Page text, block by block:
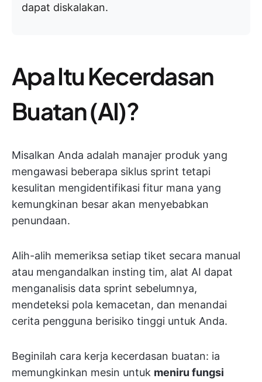
dapat diskalakan.
Apa Itu Kecerdasan
Buatan (AI)?
Misalkan Anda adalah manajer produk yang
mengawasi beberapa siklus sprint tetapi
kesulitan mengidentifikasi fitur mana yang
kemungkinan besar akan menyebabkan
penundaan.
Alih-alih memeriksa setiap tiket secara manual
atau mengandalkan insting tim, alat AI dapat
menganalisis data sprint sebelumnya,
mendeteksi pola kemacetan, dan menandai
cerita pengguna berisiko tinggi untuk Anda.
Beginilah cara kerja kecerdasan buatan: ia
memungkinkan mesin untuk meniru fungsi